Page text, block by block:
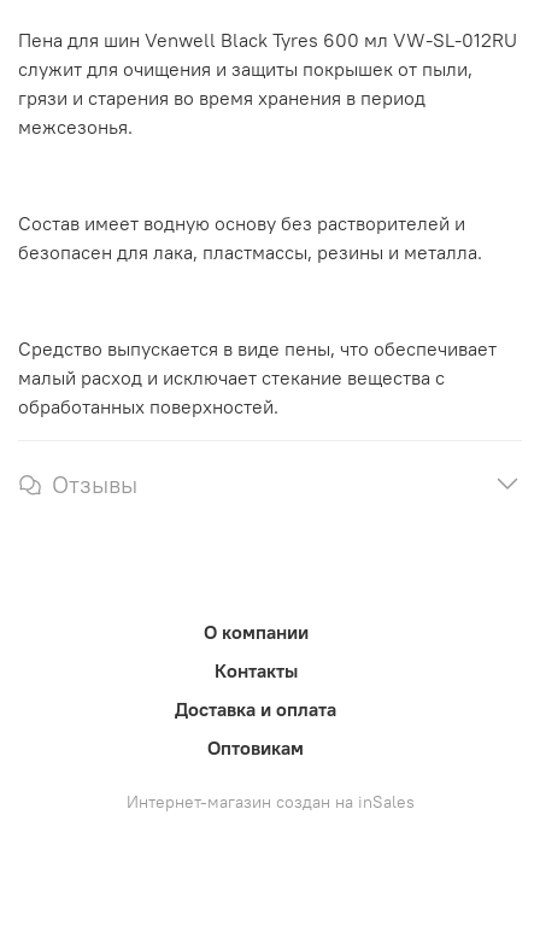
Пена для шин Venwell Black Tyres 600 мл VW-SL-012RU
служит для очищения и защиты покрышек от пыли,
грязи и старения во время хранения в период
межсезонья.
Состав имеет водную основу без растворителей и
безопасен для лака, пластмассы, резины и металла.
Средство выпускается в виде пены, что обеспечивает
малый расход и исключает стекание вещества с
обработанных поверхностей.
Отзывы
О компании
Контакты
Доставка и оплата
Оптовикам
Интернет-магазин создан на inSales